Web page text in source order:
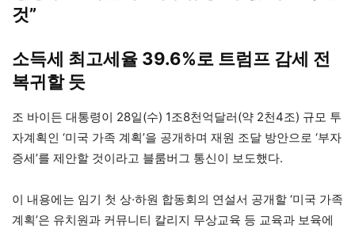
것”
소득세 최고세율 39.6%로 트럼프 감세 전
복귀할 듯
조 바이든 대통령이 28일(수) 1조8천억달러(약 2천4조) 규모 투
자계획인 ‘미국 가족 계획’을 공개하며 재원 조달 방안으로 ‘부자
증세’를 제안할 것이라고 블룸버그 통신이 보도했다.
이 내용에는 임기 첫 상·하원 합동회의 연설서 공개할 ‘미국 가족
계획’은 유치원과 커뮤니티 칼리지 무상교육 등 교육과 보육에